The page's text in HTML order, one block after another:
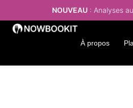
NOUVEAU : Analyses
À propos